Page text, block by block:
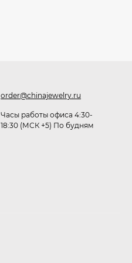
471,40₽
order@chinajewelry.ru
Часы работы офиса 4:30-
18:30 (МСК +5) По будням